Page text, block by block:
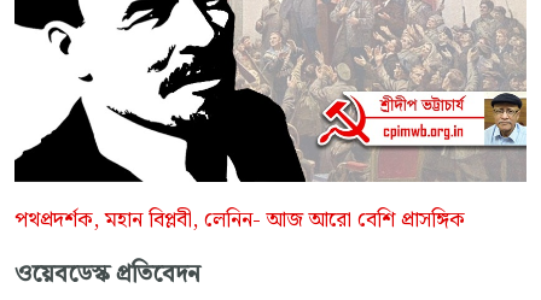
পথপ্রদর্শক, মহান বিপ্লবী, লেনিন- আজ আরো বেশি প্রাসঙ্গিক
ওয়েবডেস্ক প্রতিবেদন